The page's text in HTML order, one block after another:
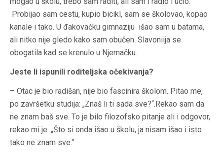
Probijao sam cestu, kupio bicikl, sam se školovao, kopao
kanale i tako. U đakovačku gimnaziju išao sam u batama,
ali nitko nije gledo kako sam obučen. Slavoniija se
obogatila kad se krenulo u Njemačku.
Jeste li ispunili roditeljska očekivanja?
– Otac je bio radišan, nije bio fascinira školom. Pitao me,
po završetku studija: „Znaš li ti sada sve?“.Rekao sam da
ne znam baš sve. To je bilo filozofsko pitanje ali i odgovor,
rekao mi je: „Što si onda išao u školu, ja nisam išao i isto
tako ne znam sve.“